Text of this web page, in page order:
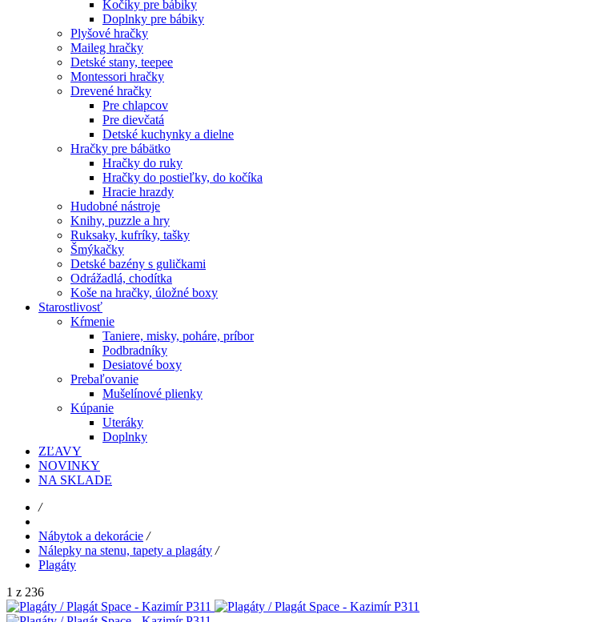
Kočíky pre bábiky
Doplnky pre bábiky
Plyšové hračky
Maileg hračky
Detské stany, teepee
Montessori hračky
Drevené hračky
Pre chlapcov
Pre dievčatá
Detské kuchynky a dielne
Hračky pre bábätko
Hračky do ruky
Hračky do postieľky, do kočíka
Hracie hrazdy
Hudobné nástroje
Knihy, puzzle a hry
Ruksaky, kufríky, tašky
Šmýkačky
Detské bazény s guličkami
Odrážadlá, chodítka
Koše na hračky, úložné boxy
Starostlivosť
Kŕmenie
Taniere, misky, poháre, príbor
Podbradníky
Desiatové boxy
Prebaľovanie
Mušelínové plienky
Kúpanie
Uteráky
Doplnky
ZĽAVY
NOVINKY
NA SKLADE
/
Nábytok a dekorácie /
Nálepky na stenu, tapety a plagáty /
Plagáty
1 z 236